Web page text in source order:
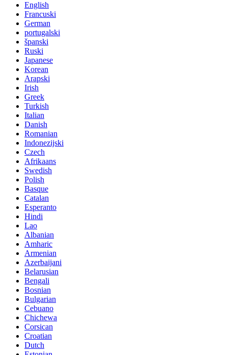
English
Francuski
German
portugalski
španski
Ruski
Japanese
Korean
Arapski
Irish
Greek
Turkish
Italian
Danish
Romanian
Indonezijski
Czech
Afrikaans
Swedish
Polish
Basque
Catalan
Esperanto
Hindi
Lao
Albanian
Amharic
Armenian
Azerbaijani
Belarusian
Bengali
Bosnian
Bulgarian
Cebuano
Chichewa
Corsican
Croatian
Dutch